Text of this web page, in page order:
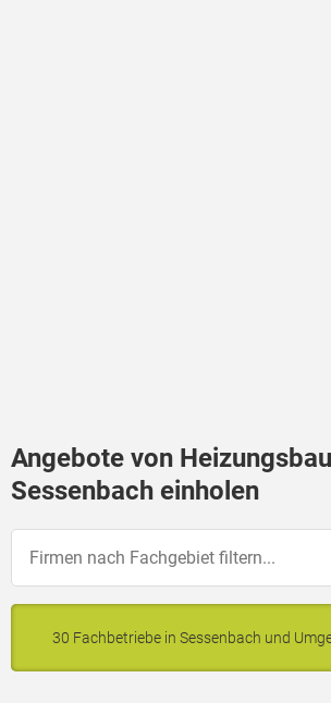
Angebote von
Sessenbach einholen
30 Fachbetriebe in Sessenbach und